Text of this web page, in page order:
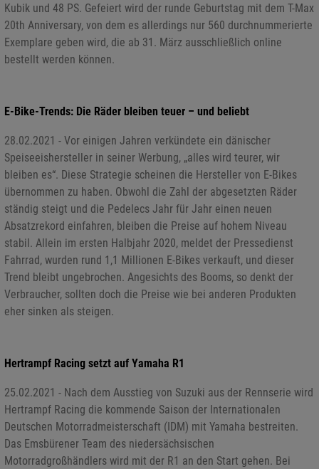
Kubik und 48 PS. Gefeiert wird der runde Geburtstag mit dem T-Max
20th Anniversary, von dem es allerdings nur 560 durchnummerierte
Exemplare geben wird, die ab 31. März ausschließlich online
bestellt werden können.
E-Bike-Trends: Die Räder bleiben teuer – und beliebt
28.02.2021 - Vor einigen Jahren verkündete ein dänischer
Speiseeishersteller in seiner Werbung, „alles wird teurer, wir
bleiben es“. Diese Strategie scheinen die Hersteller von E-Bikes
übernommen zu haben. Obwohl die Zahl der abgesetzten Räder
ständig steigt und die Pedelecs Jahr für Jahr einen neuen
Absatzrekord einfahren, bleiben die Preise auf hohem Niveau
stabil. Allein im ersten Halbjahr 2020, meldet der Pressedienst
Fahrrad, wurden rund 1,1 Millionen E-Bikes verkauft, und dieser
Trend bleibt ungebrochen. Angesichts des Booms, so denkt der
Verbraucher, sollten doch die Preise wie bei anderen Produkten
eher sinken als steigen.
Hertrampf Racing setzt auf Yamaha R1
25.02.2021 - Nach dem Ausstieg von Suzuki aus der Rennserie wird
Hertrampf Racing die kommende Saison der Internationalen
Deutschen Motorradmeisterschaft (IDM) mit Yamaha bestreiten.
Das Emsbürener Team des niedersächsischen
Motorradgroßhändlers wird mit der R1 an den Start gehen. Bei